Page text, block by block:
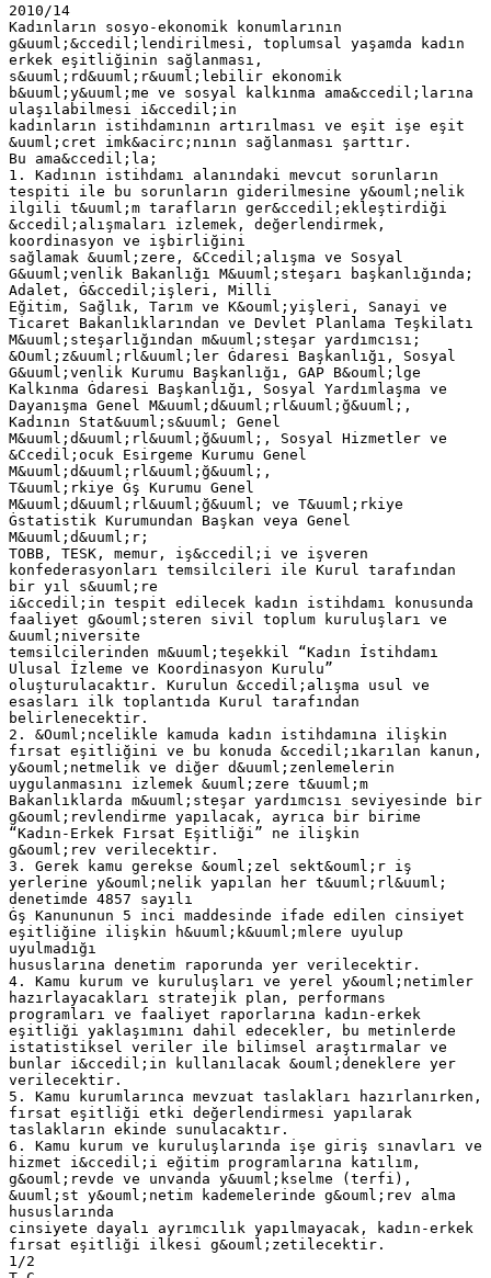
2010/14
Kadınların sosyo-ekonomik konumlarının
g&uuml;&ccedil;lendirilmesi, toplumsal yaşamda kadın
erkek eşitliğinin sağlanması,
s&uuml;rd&uuml;r&uuml;lebilir ekonomik
b&uuml;y&uuml;me ve sosyal kalkınma ama&ccedil;larına
ulaşılabilmesi i&ccedil;in
kadınların istihdamının artırılması ve eşit işe eşit
&uuml;cret imk&acirc;nının sağlanması şarttır.
Bu ama&ccedil;la;
1. Kadının istihdamı alanındaki mevcut sorunların
tespiti ile bu sorunların giderilmesine y&ouml;nelik
ilgili t&uuml;m tarafların ger&ccedil;ekleştirdiği
&ccedil;alışmaları izlemek, değerlendirmek,
koordinasyon ve işbirliğini
sağlamak &uuml;zere, &Ccedil;alışma ve Sosyal
G&uuml;venlik Bakanlığı M&uuml;steşarı başkanlığında;
Adalet, Ġ&ccedil;işleri, Milli
Eğitim, Sağlık, Tarım ve K&ouml;yişleri, Sanayi ve
Ticaret Bakanlıklarından ve Devlet Planlama Teşkilatı
M&uuml;steşarlığından m&uuml;steşar yardımcısı;
&Ouml;z&uuml;rl&uuml;ler Ġdaresi Başkanlığı, Sosyal
G&uuml;venlik Kurumu Başkanlığı, GAP B&ouml;lge
Kalkınma Ġdaresi Başkanlığı, Sosyal Yardımlaşma ve
Dayanışma Genel M&uuml;d&uuml;rl&uuml;ğ&uuml;,
Kadının Stat&uuml;s&uuml; Genel
M&uuml;d&uuml;rl&uuml;ğ&uuml;, Sosyal Hizmetler ve
&Ccedil;ocuk Esirgeme Kurumu Genel
M&uuml;d&uuml;rl&uuml;ğ&uuml;,
T&uuml;rkiye Ġş Kurumu Genel
M&uuml;d&uuml;rl&uuml;ğ&uuml; ve T&uuml;rkiye
Ġstatistik Kurumundan Başkan veya Genel
M&uuml;d&uuml;r;
TOBB, TESK, memur, iş&ccedil;i ve işveren
konfederasyonları temsilcileri ile Kurul tarafından
bir yıl s&uuml;re
i&ccedil;in tespit edilecek kadın istihdamı konusunda
faaliyet g&ouml;steren sivil toplum kuruluşları ve
&uuml;niversite
temsilcilerinden m&uuml;teşekkil “Kadın İstihdamı
Ulusal İzleme ve Koordinasyon Kurulu”
oluşturulacaktır. Kurulun &ccedil;alışma usul ve
esasları ilk toplantıda Kurul tarafından
belirlenecektir.
2. &Ouml;ncelikle kamuda kadın istihdamına ilişkin
fırsat eşitliğini ve bu konuda &ccedil;ıkarılan kanun,
y&ouml;netmelik ve diğer d&uuml;zenlemelerin
uygulanmasını izlemek &uuml;zere t&uuml;m
Bakanlıklarda m&uuml;steşar yardımcısı seviyesinde bir
g&ouml;revlendirme yapılacak, ayrıca bir birime
“Kadın-Erkek Fırsat Eşitliği” ne ilişkin
g&ouml;rev verilecektir.
3. Gerek kamu gerekse &ouml;zel sekt&ouml;r iş
yerlerine y&ouml;nelik yapılan her t&uuml;rl&uuml;
denetimde 4857 sayılı
Ġş Kanununun 5 inci maddesinde ifade edilen cinsiyet
eşitliğine ilişkin h&uuml;k&uuml;mlere uyulup
uyulmadığı
hususlarına denetim raporunda yer verilecektir.
4. Kamu kurum ve kuruluşları ve yerel y&ouml;netimler
hazırlayacakları stratejik plan, performans
programları ve faaliyet raporlarına kadın-erkek
eşitliği yaklaşımını dahil edecekler, bu metinlerde
istatistiksel veriler ile bilimsel araştırmalar ve
bunlar i&ccedil;in kullanılacak &ouml;deneklere yer
verilecektir.
5. Kamu kurumlarınca mevzuat taslakları hazırlanırken,
fırsat eşitliği etki değerlendirmesi yapılarak
taslakların ekinde sunulacaktır.
6. Kamu kurum ve kuruluşlarında işe giriş sınavları ve
hizmet i&ccedil;i eğitim programlarına katılım,
g&ouml;revde ve unvanda y&uuml;kselme (terfi),
&uuml;st y&ouml;netim kademelerinde g&ouml;rev alma
hususlarında
cinsiyete dayalı ayrımcılık yapılmayacak, kadın-erkek
fırsat eşitliği ilkesi g&ouml;zetilecektir.
1/2